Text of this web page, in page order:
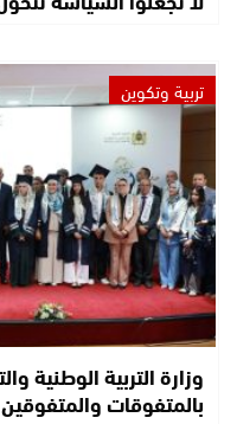
تربية وتكوين
وزارة التربية الوطنية
بالمتفوقات